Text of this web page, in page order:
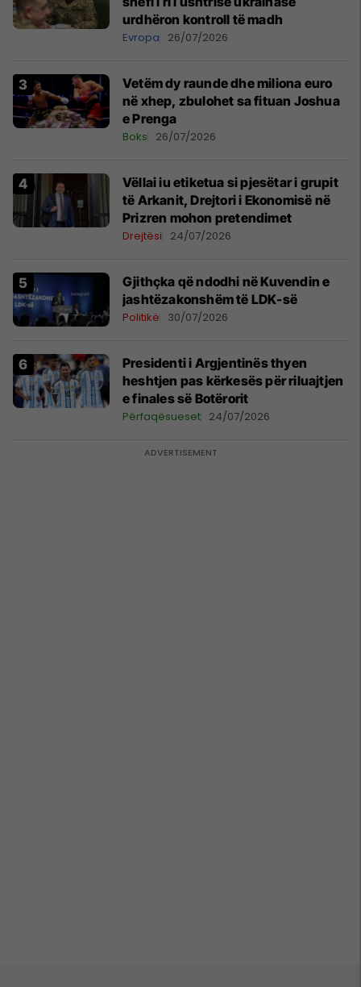
urdhëron kontroll të madh
Evropa 26/07/2026
Vetëm dy raunde dhe miliona euro
në xhep, zbulohet sa fituan Joshua
e Prenga
Boks 26/07/2026
Vëllai iu etiketua si pjesëtar i grupit
të Arkanit, Drejtori i Ekonomisë në
Prizren mohon pretendimet
Drejtësi 24/07/2026
Gjithçka që ndodhi në Kuvendin e
jashtëzakonshëm të LDK-së
Politikë 30/07/2026
Presidenti i Argjentinës thyen
heshtjen pas kërkesës për riluajtjen
e finales së Botërorit
Përfaqësueset 24/07/2026